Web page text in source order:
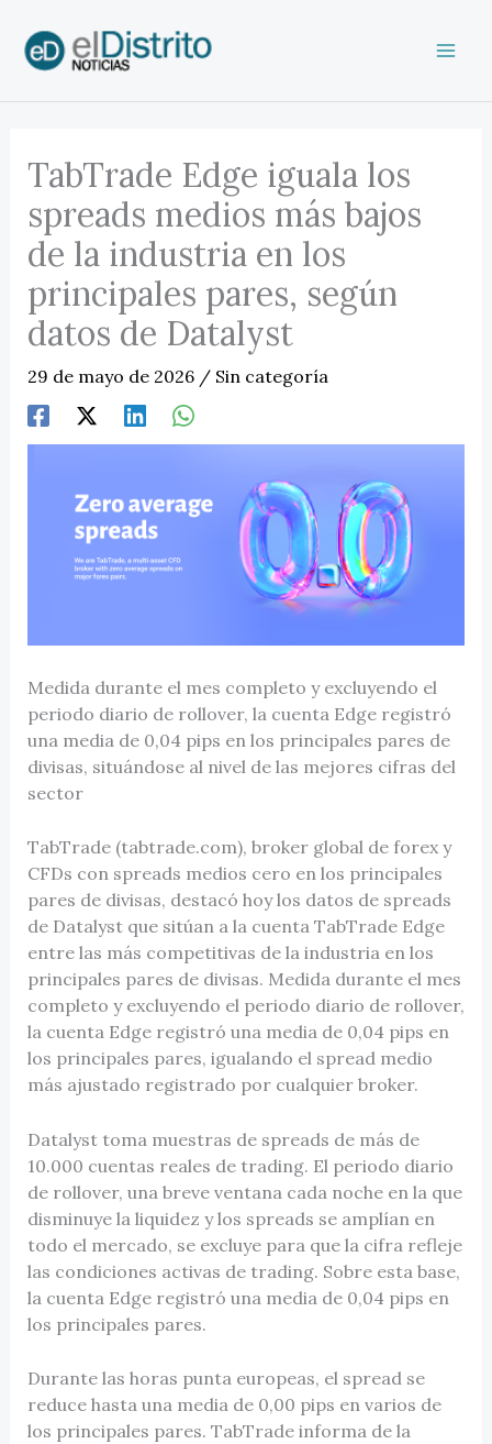
contenido
TabTrade Edge iguala los
spreads medios más bajos
de la industria en los
principales pares, según
datos de Datalyst
29 de mayo de 2026 / Sin categoría
Medida durante el mes completo y excluyendo el
periodo diario de rollover, la cuenta Edge registró
una media de 0,04 pips en los principales pares de
divisas, situándose al nivel de las mejores cifras del
sector
TabTrade (tabtrade.com), broker global de forex y
CFDs con spreads medios cero en los principales
pares de divisas, destacó hoy los datos de spreads
de Datalyst que sitúan a la cuenta TabTrade Edge
entre las más competitivas de la industria en los
principales pares de divisas. Medida durante el mes
completo y excluyendo el periodo diario de rollover,
la cuenta Edge registró una media de 0,04 pips en
los principales pares, igualando el spread medio
más ajustado registrado por cualquier broker.
Datalyst toma muestras de spreads de más de
10.000 cuentas reales de trading. El periodo diario
de rollover, una breve ventana cada noche en la que
disminuye la liquidez y los spreads se amplían en
todo el mercado, se excluye para que la cifra refleje
las condiciones activas de trading. Sobre esta base,
la cuenta Edge registró una media de 0,04 pips en
los principales pares.
Durante las horas punta europeas, el spread se
reduce hasta una media de 0,00 pips en varios de
los principales pares. TabTrade informa de la